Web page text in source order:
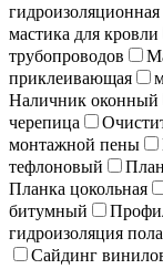
гидроизоляционная
мастика для кровли
трубопроводов
приклеивающая
Наличник оконный
черепица
монтажной пены
тефлоновый
Планка цокольная
битумный
гидроизоляция пола
Сайдинг